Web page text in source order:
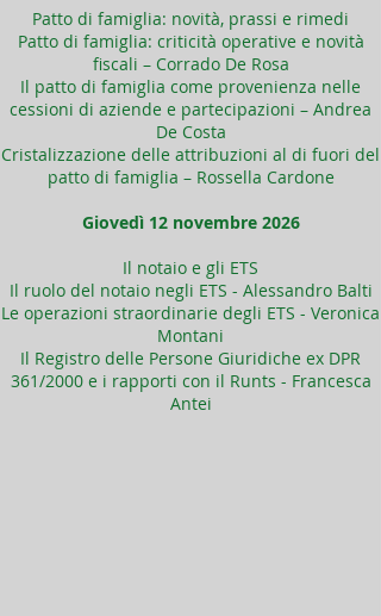
Patto di famiglia: novità, prassi e rimedi
Patto di famiglia: criticità operative e novità
fiscali – Corrado De Rosa
Il patto di famiglia come provenienza nelle
cessioni di aziende e partecipazioni – Andrea
De Costa
Cristalizzazione delle attribuzioni al di fuori del
patto di famiglia – Rossella Cardone
Giovedì 12 novembre 2026
Il notaio e gli ETS
Il ruolo del notaio negli ETS - Alessandro Balti
Le operazioni straordinarie degli ETS - Veronica
Montani
Il Registro delle Persone Giuridiche ex DPR
361/2000 e i rapporti con il Runts - Francesca
Antei